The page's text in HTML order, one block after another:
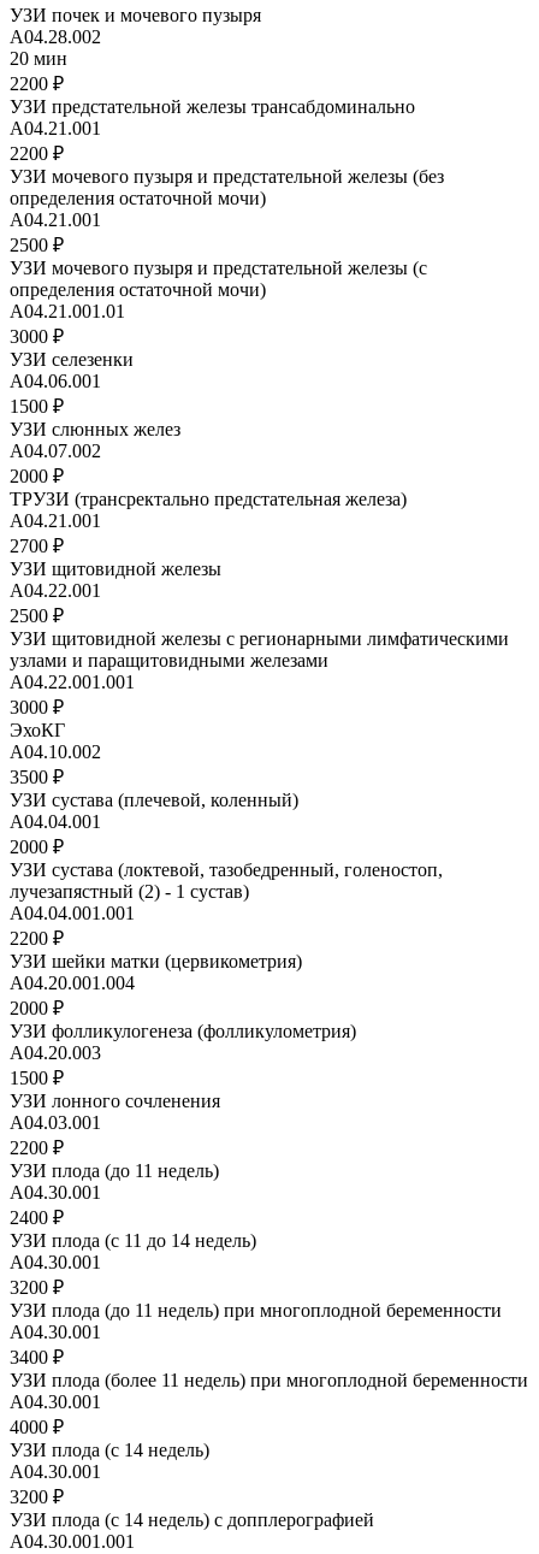
УЗИ почек и мочевого пузыря
A04.28.002
20 мин
2200 ₽
УЗИ предстательной железы трансабдоминально
А04.21.001
2200 ₽
УЗИ мочевого пузыря и предстательной железы (без
определения остаточной мочи)
А04.21.001
2500 ₽
УЗИ мочевого пузыря и предстательной железы (с
определения остаточной мочи)
А04.21.001.01
3000 ₽
УЗИ селезенки
А04.06.001
1500 ₽
УЗИ слюнных желез
А04.07.002
2000 ₽
ТРУЗИ (трансректально предстательная железа)
А04.21.001
2700 ₽
УЗИ щитовидной железы
А04.22.001
2500 ₽
УЗИ щитовидной железы с регионарными лимфатическими
узлами и паращитовидными железами
А04.22.001.001
3000 ₽
ЭхоКГ
А04.10.002
3500 ₽
УЗИ сустава (плечевой, коленный)
A04.04.001
2000 ₽
УЗИ сустава (локтевой, тазобедренный, голеностоп,
лучезапястный (2) - 1 сустав)
A04.04.001.001
2200 ₽
УЗИ шейки матки (цервикометрия)
А04.20.001.004
2000 ₽
УЗИ фолликулогенеза (фолликулометрия)
A04.20.003
1500 ₽
УЗИ лонного сочленения
А04.03.001
2200 ₽
УЗИ плода (до 11 недель)
А04.30.001
2400 ₽
УЗИ плода (с 11 до 14 недель)
А04.30.001
3200 ₽
УЗИ плода (до 11 недель) при многоплодной беременности
А04.30.001
3400 ₽
УЗИ плода (более 11 недель) при многоплодной беременности
А04.30.001
4000 ₽
УЗИ плода (с 14 недель)
А04.30.001
3200 ₽
УЗИ плода (с 14 недель) с допплерографией
А04.30.001.001